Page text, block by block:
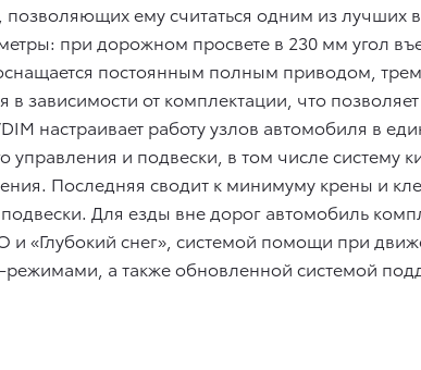
позволяющих ему считаться одним из лучших
при дорожном просвете в 230 мм угол
постоянным полным приводом,
от комплектации, что
настраивает работу узлов автомобиля в
и подвески, в том числе систему
Последняя сводит к минимуму крены и
Для езды вне дорог автомобиль
«Глубокий снег», системой помощи при
а также обновленной системой